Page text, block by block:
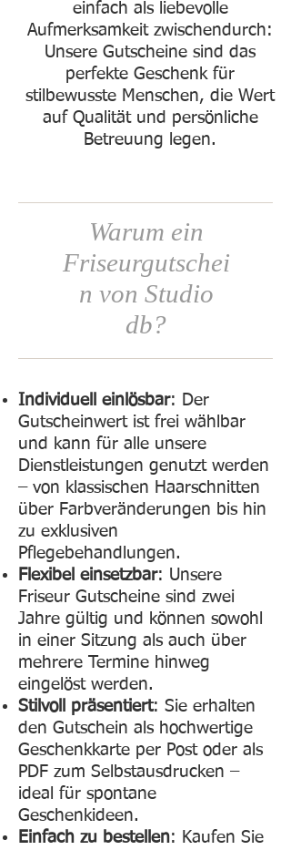
einfach als liebevolle
Aufmerksamkeit zwischendurch:
Unsere Gutscheine sind das
perfekte Geschenk für
stilbewusste Menschen, die Wert
auf Qualität und persönliche
Betreuung legen.
Warum ein
Friseurgutschei
n von Studio
db?
Individuell einlösbar: Der
Gutscheinwert ist frei wählbar
und kann für alle unsere
Dienstleistungen genutzt werden
– von klassischen Haarschnitten
über Farbveränderungen bis hin
zu exklusiven
Pflegebehandlungen.
Flexibel einsetzbar: Unsere
Friseur Gutscheine sind zwei
Jahre gültig und können sowohl
in einer Sitzung als auch über
mehrere Termine hinweg
eingelöst werden.
Stilvoll präsentiert: Sie erhalten
den Gutschein als hochwertige
Geschenkkarte per Post oder als
PDF zum Selbstausdrucken –
ideal für spontane
Geschenkideen.
Einfach zu bestellen: Kaufen Sie